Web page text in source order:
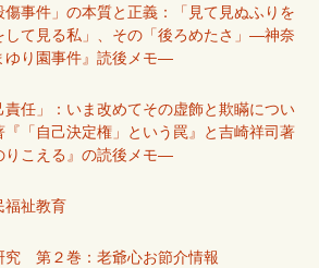
傷事件」の本質と正義：「見て見ぬふりを
して見る私」、その「後ろめたさ」―神奈
ゆり園事件』読後メモ―
責任」：いま改めてその虚飾と欺瞞につい
「自己決定権」という罠』と吉崎祥司著
りこえる』の読後メモ―
福祉教育
究 第２巻：老爺心お節介情報